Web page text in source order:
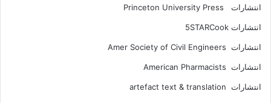
انتشارات Princeton University Press
انتشارات ‎ 5STARCook
انتشارات Amer Society of Civil Engineers
انتشارات American Pharmacists
انتشارات artefact text & translation